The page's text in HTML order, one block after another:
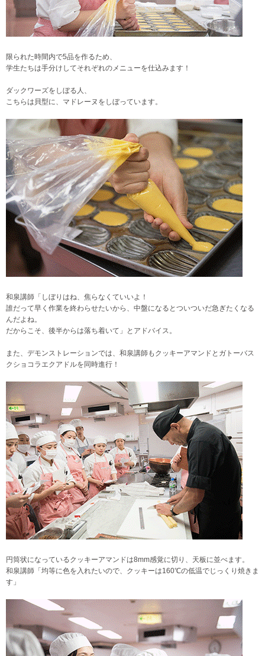
限られた時間内で5品を作るため、
学生たちは手分けしてそれぞれのメニューを仕込みます！
ダックワーズをしぼる人、
こちらは貝型に、マドレーヌをしぼっています。
和泉講師「しぼりはね、焦らなくていいよ！
誰だって早く作業を終わらせたいから、中盤になるとついついだ急ぎたくなる
んだよね。
だからこそ、後半からは落ち着いて」とアドバイス。
また、デモンストレーションでは、和泉講師もクッキーアマンドとガトーバス
クショコラエクアドルを同時進行！
円筒状になっているクッキーアマンドは8mm感覚に切り、天板に並べます。
和泉講師「均等に色を入れたいので、クッキーは160℃の低温でじっくり焼きま
す」